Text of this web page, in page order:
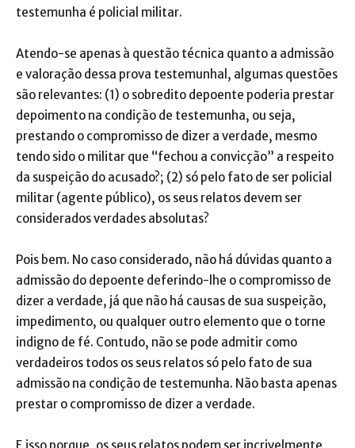
testemunha é policial militar.
Atendo-se apenas à questão técnica quanto a admissão
e valoração dessa prova testemunhal, algumas questões
são relevantes: (1) o sobredito depoente poderia prestar
depoimento na condição de testemunha, ou seja,
prestando o compromisso de dizer a verdade, mesmo
tendo sido o militar que “fechou a convicção” a respeito
da suspeição do acusado?; (2) só pelo fato de ser policial
militar (agente público), os seus relatos devem ser
considerados verdades absolutas?
Pois bem. No caso considerado, não há dúvidas quanto a
admissão do depoente deferindo-lhe o compromisso de
dizer a verdade, já que não há causas de sua suspeição,
impedimento, ou qualquer outro elemento que o torne
indigno de fé. Contudo, não se pode admitir como
verdadeiros todos os seus relatos só pelo fato de sua
admissão na condição de testemunha. Não basta apenas
prestar o compromisso de dizer a verdade.